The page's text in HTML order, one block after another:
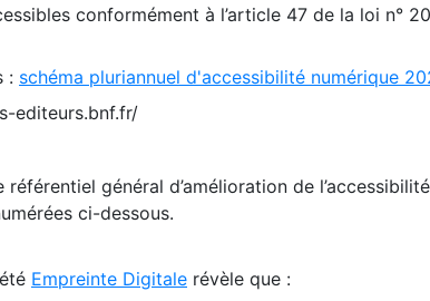
conformément à l’article 47 de la loi n°
: schéma pluriannuel d'accessibilité numérique
editeurs.bnf.fr/
général d’amélioration de l’accessibilité
ci-dessous.
Empreinte Digitale révèle que :